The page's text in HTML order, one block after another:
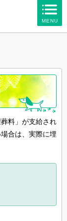
MENU
料」が支給され
合は、実際に埋